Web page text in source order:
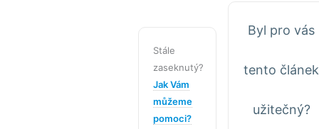
Stále
zaseknutý?
Jak Vám
můžeme
pomoci?
Byl pro vás
tento článek
užitečný?